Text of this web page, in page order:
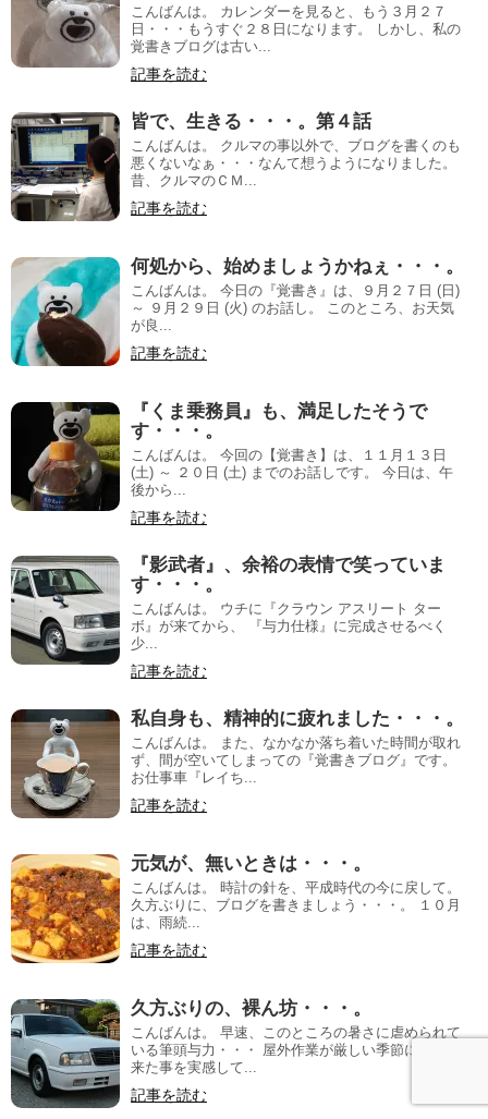
こんばんは。 カレンダーを見ると、もう３月２７
日・・・もうすぐ２８日になります。 しかし、私の
覚書きブログは古い...
記事を読む
皆で、生きる・・・。第４話
こんばんは。 クルマの事以外で、ブログを書くのも
悪くないなぁ・・・なんて想うようになりました。
昔、クルマのＣＭ...
記事を読む
何処から、始めましょうかねぇ・・・。
こんばんは。 今日の『覚書き』は、９月２７日 (日)
～ ９月２９日 (火) のお話し。 このところ、お天気
が良...
記事を読む
『くま乗務員』も、満足したそうで
す・・・。
こんばんは。 今回の【覚書き】は、１１月１３日
(土) ～ ２０日 (土) までのお話しです。 今日は、午
後から...
記事を読む
『影武者』、余裕の表情で笑っていま
す・・・。
こんばんは。 ウチに『クラウン アスリート ター
ボ』が来てから、 『与力仕様』に完成させるべく
少...
記事を読む
私自身も、精神的に疲れました・・・。
こんばんは。 また、なかなか落ち着いた時間が取れ
ず、間が空いてしまっての『覚書きブログ』です。
お仕事車『レイち...
記事を読む
元気が、無いときは・・・。
こんばんは。 時計の針を、平成時代の今に戻して。
久方ぶりに、ブログを書きましょう・・・。 １０月
は、雨続...
記事を読む
久方ぶりの、裸ん坊・・・。
こんばんは。 早速、このところの暑さに虐められて
いる筆頭与力・・・ 屋外作業が厳しい季節になって
来た事を実感して...
記事を読む